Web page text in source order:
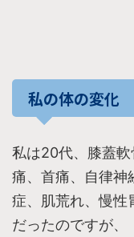
私の体の変化
私は20代、膝蓋
痛、首痛、自律神
症、肌荒れ、慢性
だったのですが、